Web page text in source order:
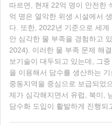
따르면, 현재 22억 명이 안전한
억 명은 열악한 위생 시설에서
다. 또한, 2022년 기준으로 세
안 심각한 물 부족을 경험하고
2024). 이러한 물 부족 문제 해
보기술이 대두되고 있는데, 그
을 이용해서 담수를 생산하는
중동지역을 중심으로 보급되었
제가 심각해지면서 유럽, 북미,
담수화 도입이 활발하게 진행되